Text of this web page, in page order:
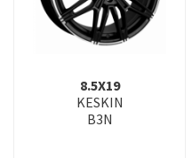
8.5X19
KESKIN
B3N